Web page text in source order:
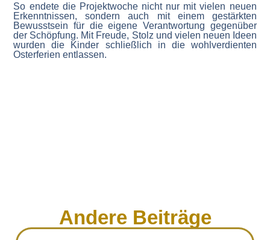
So endete die Projekt­woche nicht nur mit vielen neuen
Erkennt­nissen, sondern auch mit einem gestärkten
Bewusstsein für die eigene Verant­wortung gegenüber
der Schöpfung. Mit Freude, Stolz und vielen neuen Ideen
wurden die Kinder schließlich in die wohlver­dienten
Oster­ferien entlassen.
Andere Beiträge